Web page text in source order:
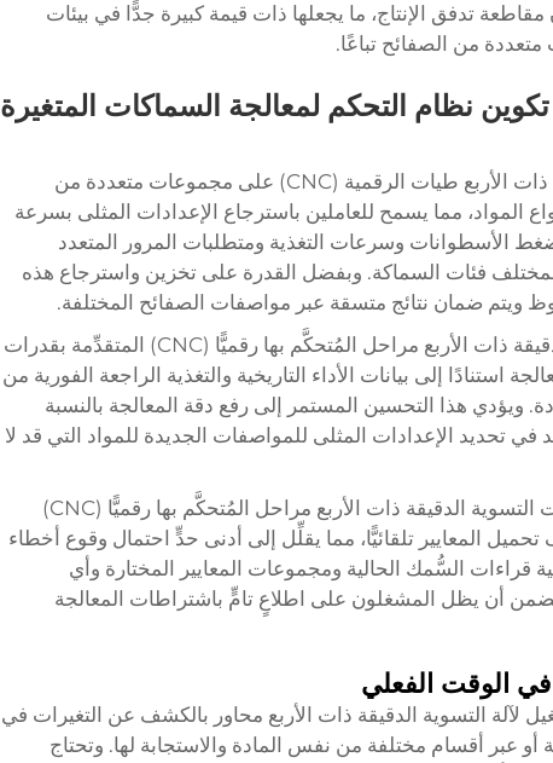
تدفق الإنتاج، ما يجعلها ذات قيمة كبيرة جدًّا في بيئات
متعددة من الصفائح تباعًا.
تكوين نظام التحكم لمعالجة السماكات المتغيرة
يحتوي نظام التحكم في آلة التسوية الدقيقة ذات الأربع طيات الرقمية (CNC) على مجموعات متعددة من
المواد، مما يسمح للعاملين باسترجاع الإعدادات المثلى بسرعة
الأسطوانات وسرعات التغذية ومتطلبات المرور المتعدد
فئات السماكة. وبفضل القدرة على تخزين واسترجاع هذه
ويتم ضمان نتائج متسقة عبر مواصفات الصفائح المختلفة.
تتميز أنظمة التحكم في ماكينات التسوية الدقيقة ذات الأربع مراحل المُتحكَّم بها رقميًّا (CNC) المتقدِّمة بقدرات
استنادًا إلى بيانات الأداء التاريخية والتغذية الراجعة الفورية من
ويؤدي هذا التحسين المستمر إلى رفع دقة المعالجة بالنسبة
تحديد الإعدادات المثلى للمواصفات الجديدة للمواد التي قد لا
ويوفِّر تصميم واجهة المشغل لأنظمة ماكينات التسوية الدقيقة ذات الأربع مراحل المُتحكَّم بها رقميًّا (CNC)
تحميل المعايير تلقائيًّا، مما يقلِّل إلى أدنى حدٍّ احتمال وقوع أخطاء
قراءات السُّمك الحالية ومجموعات المعايير المختارة وأي
أن يظل المشغلون على اطلاعٍ تامٍّ باشتراطات المعالجة
في الوقت الفعلي
لآلة التسوية الدقيقة ذات الأربع محاور بالكشف عن التغيرات في
أو عبر أقسام مختلفة من نفس المادة والاستجابة لها. وتحتاج